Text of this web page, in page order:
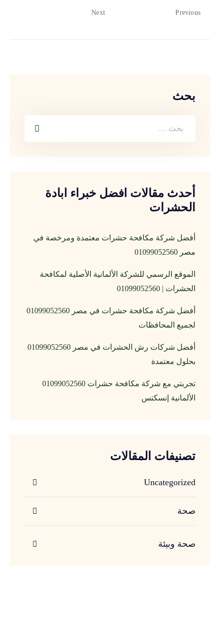
Previous
Next
بحث
أحدث مقالات افضل خبراء ابادة
الحشرات
أفضل شركة مكافحة حشرات معتمدة ومرخصة في
مصر 01099052560
الموقع الرسمي للشركة الألمانية الأصلية لمكافحة
الحشرات | 01099052560
أفضل شركة مكافحة حشرات في مصر 01099052560
لجميع المحافظات
أفضل شركات رش الحشرات في مصر 01099052560
بحلول معتمدة
تجربتي مع شركة مكافحة حشرات 01099052560
الألمانية إنسكتس
تصنيفات المقالات
Uncategorized
صحة
صحة وبيئة